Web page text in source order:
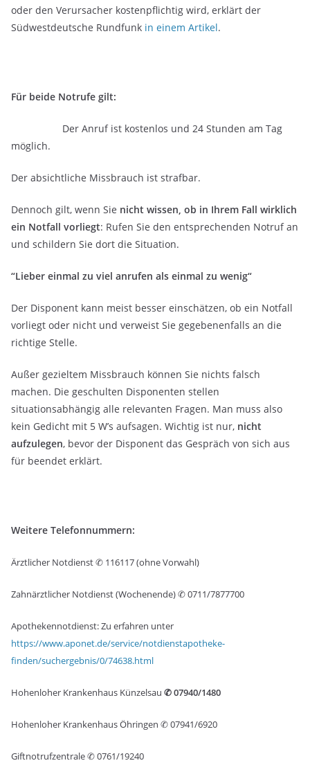
oder den Verursacher kostenpflichtig wird, erklärt der
Südwestdeutsche Rundfunk in einem Artikel.
Für beide Notrufe gilt:
Der Anruf ist kostenlos und 24 Stunden am Tag
möglich.
Der absichtliche Missbrauch ist strafbar.
Dennoch gilt, wenn Sie nicht wissen, ob in Ihrem Fall wirklich
ein Notfall vorliegt: Rufen Sie den entsprechenden Notruf an
und schildern Sie dort die Situation.
“Lieber einmal zu viel anrufen als einmal zu wenig“
Der Disponent kann meist besser einschätzen, ob ein Notfall
vorliegt oder nicht und verweist Sie gegebenenfalls an die
richtige Stelle.
Außer gezieltem Missbrauch können Sie nichts falsch
machen. Die geschulten Disponenten stellen
situationsabhängig alle relevanten Fragen. Man muss also
kein Gedicht mit 5 W’s aufsagen. Wichtig ist nur, nicht
aufzulegen, bevor der Disponent das Gespräch von sich aus
für beendet erklärt.
Weitere Telefonnummern:
Ärztlicher Notdienst ✆ 116117 (ohne Vorwahl)
Zahnärztlicher Notdienst (Wochenende) ✆ 0711/7877700
Apothekennotdienst: Zu erfahren unter
https://www.aponet.de/service/notdienstapotheke-
finden/suchergebnis/0/74638.html
Hohenloher Krankenhaus Künzelsau ✆07940/1480
Hohenloher Krankenhaus Öhringen ✆ 07941/6920
Giftnotrufzentrale ✆ 0761/19240